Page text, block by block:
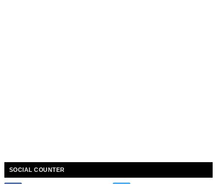
SOCIAL COUNTER